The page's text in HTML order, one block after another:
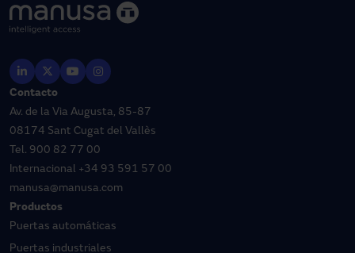
Contacto
Av. de la Via Augusta, 85-87
08174 Sant Cugat del Vallès
Tel. 900 82 77 00
Internacional +34 93 591 57 00
manusa@manusa.com
Productos
Puertas automáticas
Puertas industriales